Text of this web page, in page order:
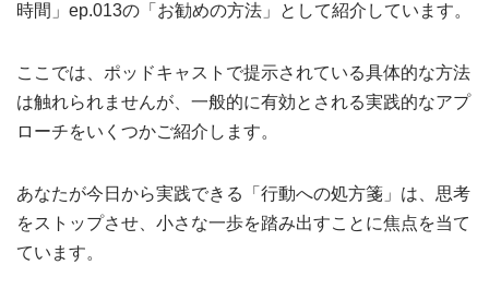
時間」ep.013の「お勧めの方法」として紹介しています。
ここでは、ポッドキャストで提示されている具体的な方法
は触れられませんが、一般的に有効とされる実践的なアプ
ローチをいくつかご紹介します。
あなたが今日から実践できる「行動への処方箋」は、思考
をストップさせ、小さな一歩を踏み出すことに焦点を当て
ています。